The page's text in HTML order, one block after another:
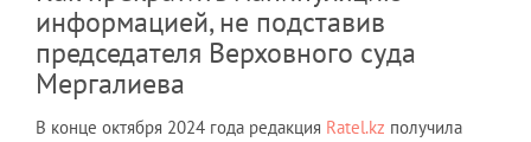
информацией, не подставив
председателя Верховного суда
Мергалиева
В конце октября 2024 года редакция Ratel.kz получила